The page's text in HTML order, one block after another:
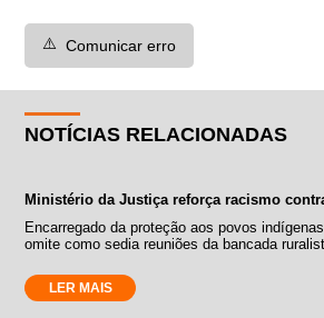
⚠️ Comunicar erro
NOTÍCIAS RELACIONADAS
Ministério da Justiça reforça racismo
Encarregado da proteção aos povos
omite como sedia reuniões da bancada
LER MAIS